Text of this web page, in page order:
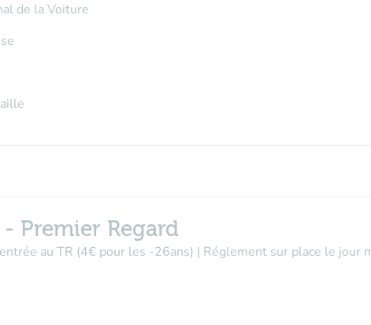
de la Voiture
Premier Regard
au TR (4€ pour les -26ans) | Réglement sur place le jour